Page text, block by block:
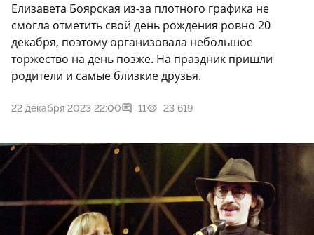
Елизавета Боярская из-за плотного графика не
смогла отметить свой день рождения ровно 20
декабря, поэтому организовала небольшое
торжество на день позже. На праздник пришли
родители и самые близкие друзья.
22 декабря 2023 22:00 11 23 619